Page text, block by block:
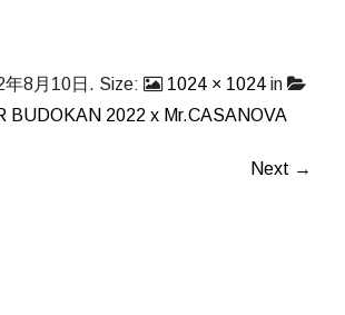
年8月10日 . Size: 1024 × 1024 in
BUDOKAN 2022 x Mr.CASANOVA
Next →